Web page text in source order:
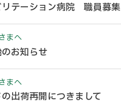
リテーション病院 職員募集
まへ
お知らせ
まへ
出荷再開につきまして